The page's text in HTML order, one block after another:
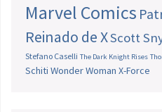
Marvel Comics
Reinado de XScott
Stefano Caselli The Dark Knight Rises
Schiti Wonder Woman X-Force